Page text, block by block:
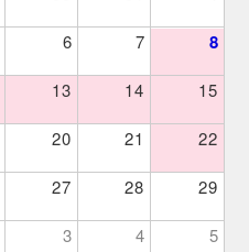
6 7 8
13 14 15
20 21 22
27 28 29
3 4 5